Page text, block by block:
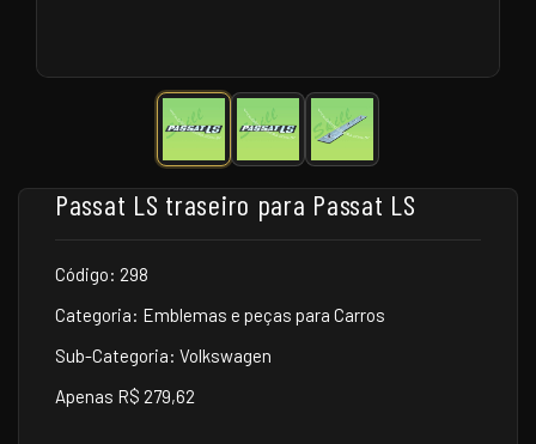
Passat LS traseiro para Passat LS
Código: 298
Categoria: Emblemas e peças para Carros
Sub-Categoria: Volkswagen
Apenas R$ 279,62